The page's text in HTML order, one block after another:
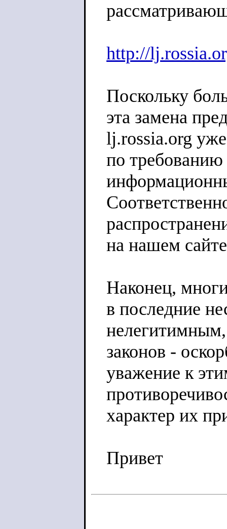
http://
Поскольку
эта замена
lj.rossia.org
по
на нашем
Наконец,
в последние
законов -
уважение к
характер их
Привет